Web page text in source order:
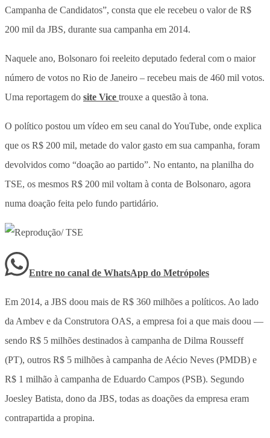
Campanha de Candidatos”, consta que ele recebeu o valor de R$
200 mil da JBS, durante sua campanha em 2014.
Naquele ano, Bolsonaro foi reeleito deputado federal com o maior
número de votos no Rio de Janeiro – recebeu mais de 460 mil votos.
Uma reportagem do site Vice trouxe a questão à tona.
O político postou um vídeo em seu canal do YouTube, onde explica
que os R$ 200 mil, metade do valor gasto em sua campanha, foram
devolvidos como “doação ao partido”. No entanto, na planilha do
TSE, os mesmos R$ 200 mil voltam à conta de Bolsonaro, agora
numa doação feita pelo fundo partidário.
Entre no canal de WhatsApp do Metrópoles
Em 2014, a JBS doou mais de R$ 360 milhões a políticos. Ao lado
da Ambev e da Construtora OAS, a empresa foi a que mais doou —
sendo R$ 5 milhões destinados à campanha de Dilma Rousseff
(PT), outros R$ 5 milhões à campanha de Aécio Neves (PMDB) e
R$ 1 milhão à campanha de Eduardo Campos (PSB). Segundo
Joesley Batista, dono da JBS, todas as doações da empresa eram
contrapartida a propina.